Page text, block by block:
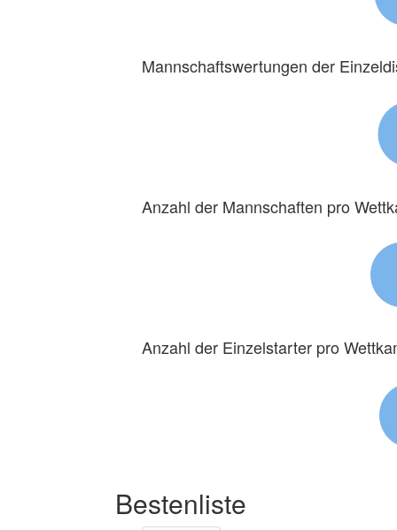
Mannschaftswertungen der
Anzahl der Mannschaften pro
Anzahl der Einzelstarter pro
Bestenliste